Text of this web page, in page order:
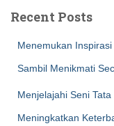
Recent Posts
Menemukan
Sambil Menikmati
Menjelajahi Seni
Meningkatkan